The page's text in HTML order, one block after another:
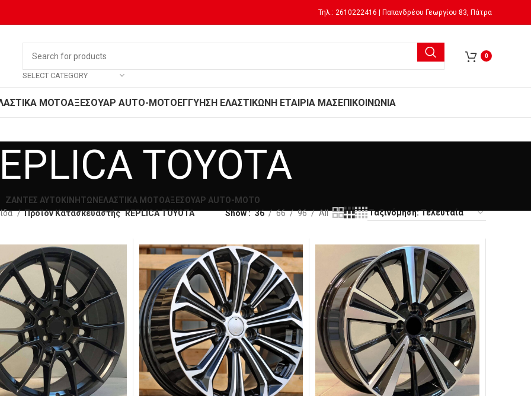
Τηλ.: 2610222416 | Παπανδρέου Γεωργίου 83, Πάτρα
SELECT CATEGORY
0
MOTOΑΞΕΣΟΥΑΡ AUTO-MOTOΕΓΓΥΗΣΗ ΕΛΑΣΤΙΚΩΝΗ ΕΤΑΙΡΙΑ ΜΑΣΕΠΙΚΟΙΝΩΝΙΑ
TOYOTA
ΖΑΝΤΕΣ ΑΥΤΟΚΙΝΗΤΩΝ ΕΛΑΣΤΙΚΑ MOTOΑΞΕΣΟΥΑΡ AUTO-MOTO
Προϊόν Κατασκευαστής REPLICA TOYOTA Show 36 66 96 All